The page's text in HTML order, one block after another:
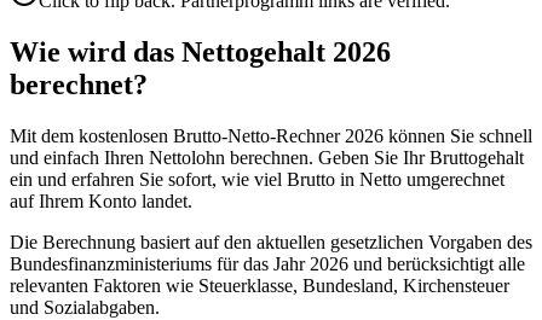
Wie wird das Nettogehalt 2026
berechnet?
Mit dem kostenlosen Brutto-Netto-Rechner 2026 können Sie schnell
und einfach Ihren Nettolohn berechnen. Geben Sie Ihr Bruttogehalt
ein und erfahren Sie sofort, wie viel Brutto in Netto umgerechnet
auf Ihrem Konto landet.
Die Berechnung basiert auf den aktuellen gesetzlichen Vorgaben des
Bundesfinanzministeriums für das Jahr 2026 und berücksichtigt alle
relevanten Faktoren wie Steuerklasse, Bundesland, Kirchensteuer
und Sozialabgaben.